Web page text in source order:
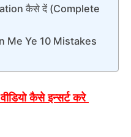
कैसे दें (Complete
Me Ye 10 Mistakes
कैसे इन्सर्ट करे